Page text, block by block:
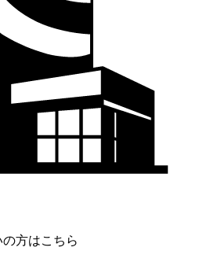
方はこちら